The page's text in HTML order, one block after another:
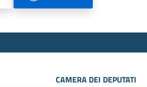
CAMERA DEI DEPUTATI